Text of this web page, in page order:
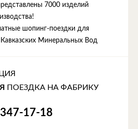
7000 изделий
шопинг-поездки для
Минеральных Вод
ПОЕЗДКА НА ФАБРИКУ
17-18